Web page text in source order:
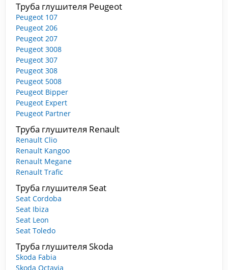
Труба глушителя Peugeot
Peugeot 107
Peugeot 206
Peugeot 207
Peugeot 3008
Peugeot 307
Peugeot 308
Peugeot 5008
Peugeot Bipper
Peugeot Expert
Peugeot Partner
Труба глушителя Renault
Renault Clio
Renault Kangoo
Renault Megane
Renault Trafic
Труба глушителя Seat
Seat Cordoba
Seat Ibiza
Seat Leon
Seat Toledo
Труба глушителя Skoda
Skoda Fabia
Skoda Octavia